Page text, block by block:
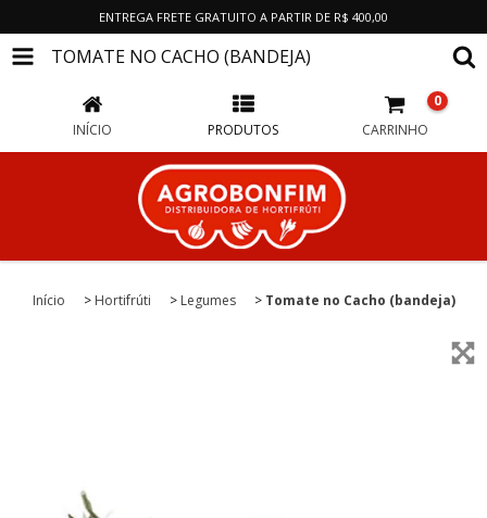
ENTREGA FRETE GRATUITO A PARTIR DE R$ 400,00
TOMATE NO CACHO (BANDEJA)
INÍCIO PRODUTOS CARRINHO
0
Início > Hortifrúti > Legumes > Tomate no Cacho (bandeja)